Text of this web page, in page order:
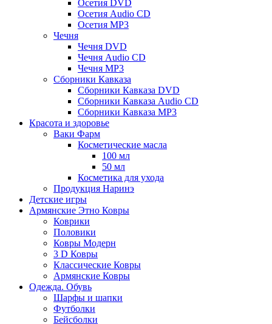
Осетия DVD
Осетия Audio CD
Осетия MP3
Чечня
Чечня DVD
Чечня Audio CD
Чечня MP3
Сборники Кавказа
Сборники Кавказа DVD
Сборники Кавказа Audio CD
Сборники Кавказа MP3
Красота и здоровье
Ваки Фарм
Косметические масла
100 мл
50 мл
Косметика для ухода
Продукция Наринэ
Детские игры
Армянские Этно Ковры
Коврики
Половики
Ковры Модерн
3 D Ковры
Классические Ковры
Армянские Ковры
Одежда. Обувь
Шарфы и шапки
Футболки
Бейсболки